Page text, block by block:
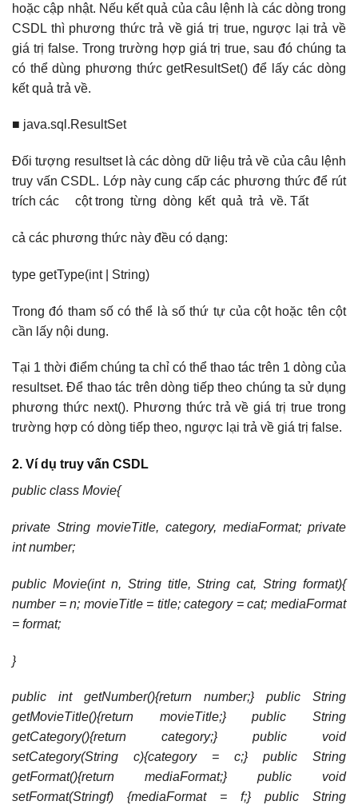
hoặc cập nhật. Nếu kết quả của câu lệnh là các dòng trong
CSDL thì phương thức trả về giá trị true, ngược lại trả về
giá trị false. Trong trường hợp giá trị true, sau đó chúng ta
có thể dùng phương thức getResultSet() để lấy các dòng
kết quả trả về.
■ java.sql.ResultSet
Đối tượng resultset là các dòng dữ liệu trả về của câu lệnh
truy vấn CSDL. Lớp này cung cấp các phương thức để rút
trích các cột trong từng dòng kết quả trả về. Tất
cả các phương thức này đều có dạng:
type getType(int | String)
Trong đó tham số có thể là số thứ tự của cột hoặc tên cột
cần lấy nội dung.
Tại 1 thời điểm chúng ta chỉ có thể thao tác trên 1 dòng của
resultset. Để thao tác trên dòng tiếp theo chúng ta sử dụng
phương thức next(). Phương thức trả về giá trị true trong
trường hợp có dòng tiếp theo, ngược lại trả về giá trị false.
2. Ví dụ truy vấn CSDL
public class Movie{
private String movieTitle, category, mediaFormat; private
int number;
public Movie(int n, String title, String cat, String format){
number = n; movieTitle = title; category = cat; mediaFormat
= format;
}
public int getNumber(){return number;} public String
getMovieTitle(){return movieTitle;} public String
getCategory(){return category;} public void
setCategory(String c){category = c;} public String
getFormat(){return mediaFormat;} public void
setFormat(Stringf) {mediaFormat = f;} public String